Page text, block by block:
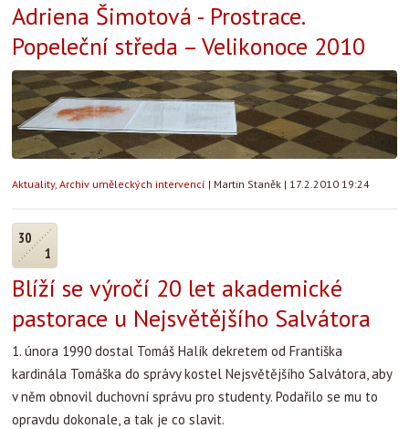
Adriena Šimotová - Prostrace.
Popeleční středa – Velikonoce 2010
Aktuality, Archiv uměleckých intervencí | Martin Staněk | 17.2.2010 19:24
30
1
Blíží se výročí 20 let akademické
pastorace u Nejsvětějšího Salvátora
1. února 1990 dostal Tomáš Halík dekretem od Františka
kardinála Tomáška do správy kostel Nejsvětějšího Salvátora, aby
v něm obnovil duchovní správu pro studenty. Podařilo se mu to
opravdu dokonale, a tak je co slavit.